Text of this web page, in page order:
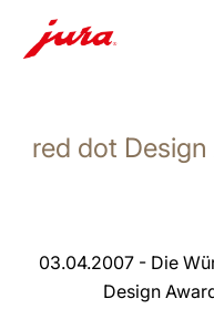
wechseln
red dot Design
03.04.2007 - Die
Design